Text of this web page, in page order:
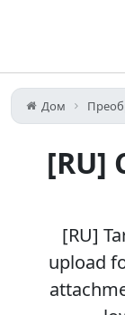
Дом
[RU]
[RU]
upload